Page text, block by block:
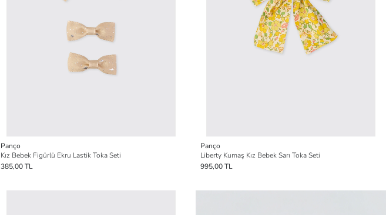
Panço
Kız Bebek Figürlü Ekru Lastik Toka Seti
385,00 TL
Panço
Liberty Kumaş Kız Bebek Sarı Toka Seti
995,00 TL